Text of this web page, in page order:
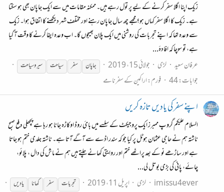
زیک اپنا اگلا سفر کرنے کے لیے پر تول رہے ہیں۔ ممکنہ مقامات میں سے ایک جاپان بھی ہو سکتا
ہے۔ زیک کا اگلا سفر کہاں ہو؟ مجھے چھ سال جاپان رہنے اور مختلف شہر دیکھنے کا اتفاق ہوا۔ زیک
سے وعدہ تھا کہ اپنے تجربات کی روشنی میں ایک پلان بھیجوں گا۔ اب وعدہ ایفا کرنے کا وقت آ گیا
ہے، تو سوچا کہ افادۂ...
عرفان سعید لڑی جولائی 15، 2019 جاپان سفر سیاحت سیروسیاحت
جوابات: 44 فورم:اراکین کے سفرنامے
اپنے سفر کی یادیں تازہ کریں
السلام علیکم گروپ ممبرز ایک پروجیکٹ کے سلسے میں بائ روڈ اوکاڑہ جانا ہو رہا ہے پچھلی دفع صبح
ناشتہ ہم نے حاجی عثمان ہوٹل پر کیا جو کہ سندر اڈے سے آگے آتا ہے۔ ناشتہ جلدی ختم ہو جاتا
ہے اور ساڑھے نو کے بعد پراٹھے ختم اور روایتی کھانے چلتے ہیں ہم نے ماش کی دال ، پلائو،
چائے، پانی کی بڑی بوتل لی...
imissu4ever
لڑی اپریل 11، 2019 تجربات سفر کھانا یادیں